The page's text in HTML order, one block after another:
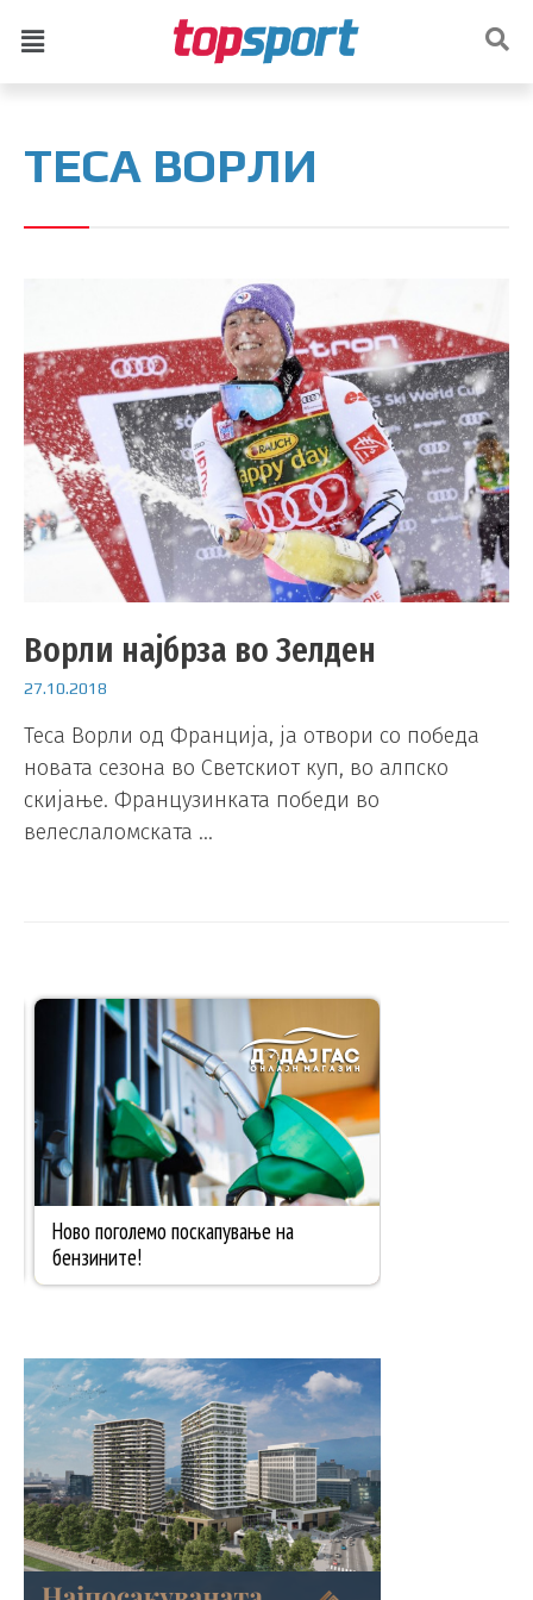
ТЕСА ВОРЛИ
Ворли најбрза во Зелден
27.10.2018
Теса Ворли од Франција, ја отвори со победа
новата сезона во Светскиот куп, во алпско
скијање. Французинката победи во
велеслаломската …